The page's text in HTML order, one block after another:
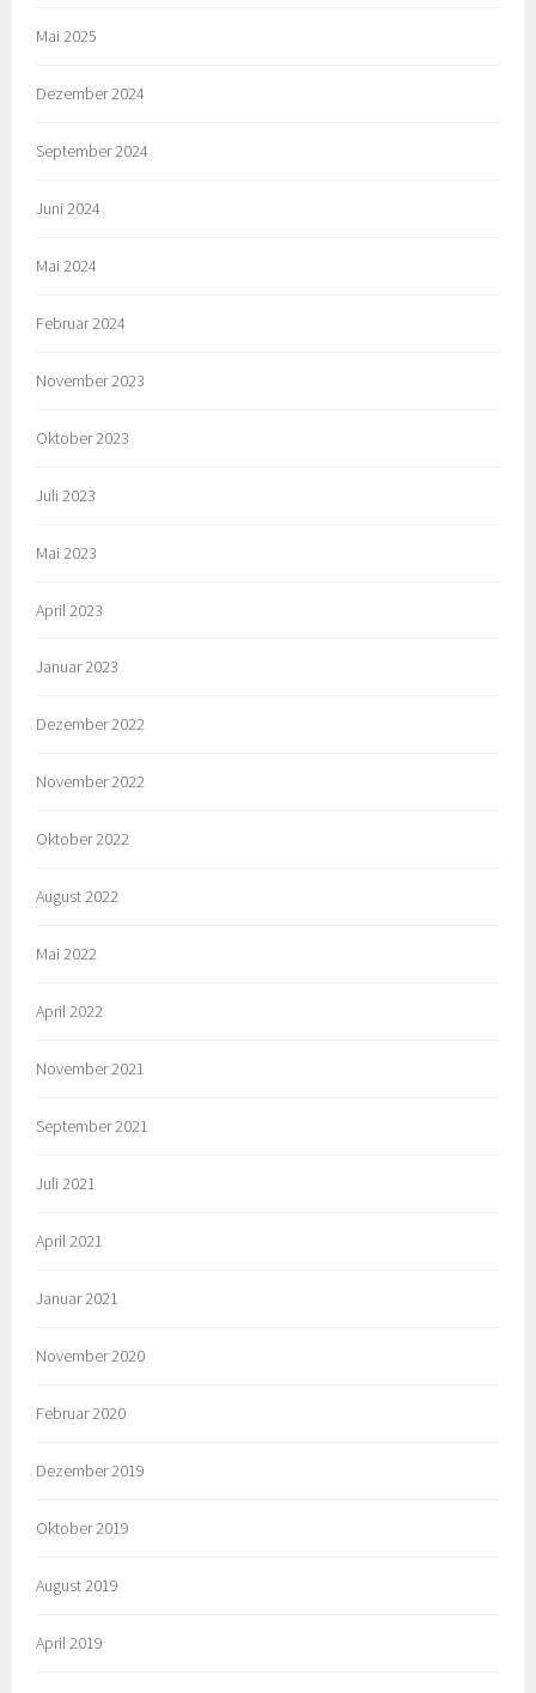
Mai 2025
Dezember 2024
September 2024
Juni 2024
Mai 2024
Februar 2024
November 2023
Oktober 2023
Juli 2023
Mai 2023
April 2023
Januar 2023
Dezember 2022
November 2022
Oktober 2022
August 2022
Mai 2022
April 2022
November 2021
September 2021
Juli 2021
April 2021
Januar 2021
November 2020
Februar 2020
Dezember 2019
Oktober 2019
August 2019
April 2019